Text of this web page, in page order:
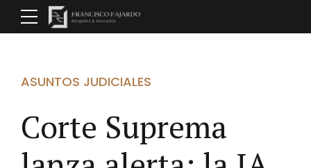
ASUNTOS JUDICIALES
Corte Suprema